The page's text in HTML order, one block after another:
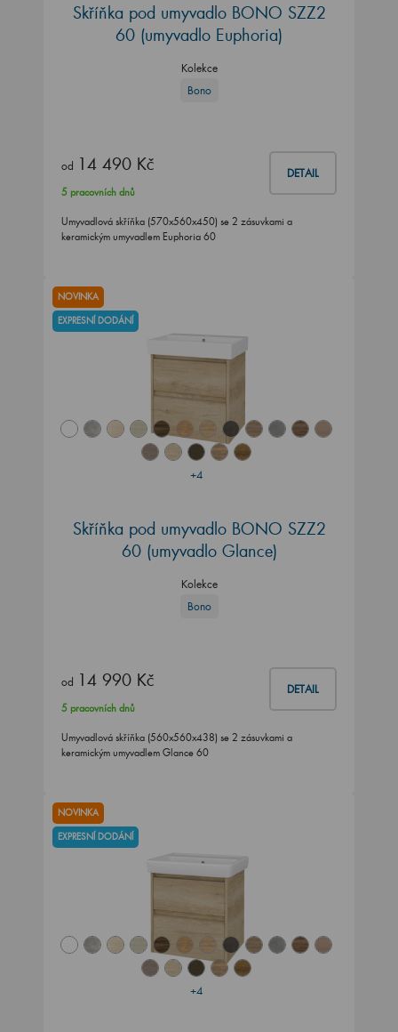
Skříňka pod umyvadlo BONO SZZ2
60 (umyvadlo Euphoria)
Kolekce
Bono
od 14 490 Kč DETAIL
5 pracovních dnů
Umyvadlová skříňka (570x560x450) se 2 zásuvkami a
keramickým umyvadlem Euphoria 60
+4
NOVINKA
EXPRESNÍ DODÁNÍ
Skříňka pod umyvadlo BONO SZZ2
60 (umyvadlo Glance)
Kolekce
Bono
od 14 990 Kč DETAIL
5 pracovních dnů
Umyvadlová skříňka (560x560x438) se 2 zásuvkami a
keramickým umyvadlem Glance 60
+4
NOVINKA
EXPRESNÍ DODÁNÍ